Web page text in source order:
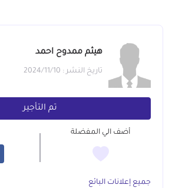
هيثم ممدوح احمد
تاريخ النشر : 2024/11/10
تم التأجير
أضف الي المفضلة
جميع إعلانات البائع